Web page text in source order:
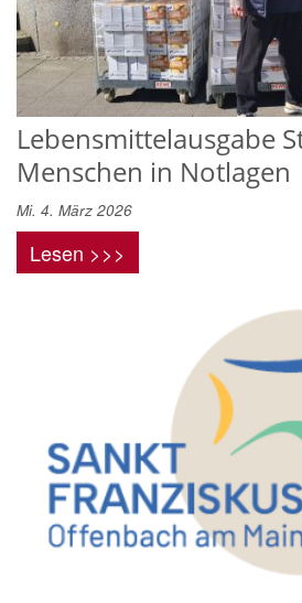
Lebensmittelausgabe
Menschen in Notlagen
Mi. 4. März 2026
Lesen >>>